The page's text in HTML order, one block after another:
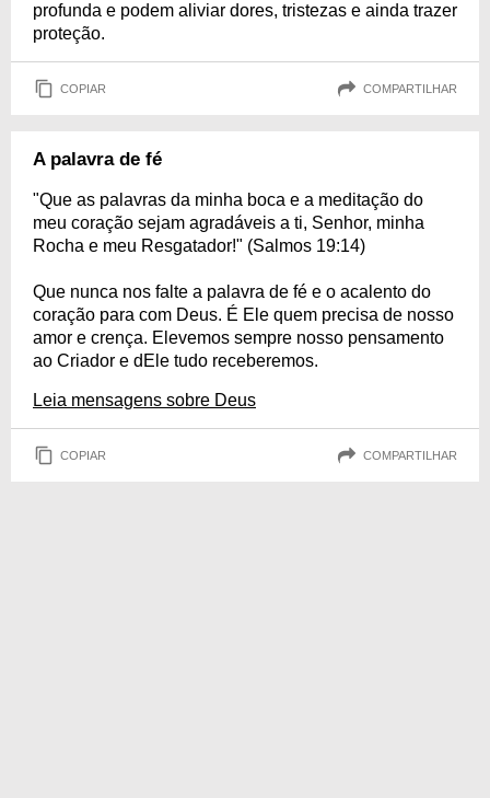
profunda e podem aliviar dores, tristezas e ainda trazer
proteção.
COPIAR COMPARTILHAR
A palavra de fé
"Que as palavras da minha boca e a meditação do
meu coração sejam agradáveis a ti, Senhor, minha
Rocha e meu Resgatador!" (Salmos 19:14)
Que nunca nos falte a palavra de fé e o acalento do
coração para com Deus. É Ele quem precisa de nosso
amor e crença. Elevemos sempre nosso pensamento
ao Criador e dEle tudo receberemos.
Leia mensagens sobre Deus
COPIAR COMPARTILHAR